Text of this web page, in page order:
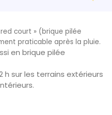
court » (brique pilée
praticable après la pluie.
en brique pilée
h sur les terrains extérieurs